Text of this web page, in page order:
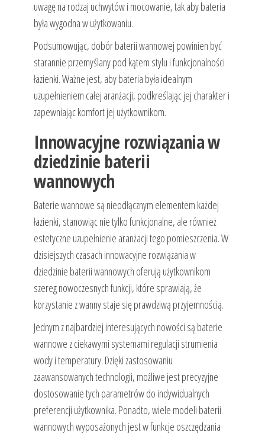
uwagę na rodzaj uchwytów i mocowanie, tak aby bateria
była wygodna w użytkowaniu.
Podsumowując, dobór baterii wannowej powinien być
starannie przemyślany pod kątem stylu i funkcjonalności
łazienki. Ważne jest, aby bateria była idealnym
uzupełnieniem całej aranżacji, podkreślając jej charakter i
zapewniając komfort jej użytkownikom.
Innowacyjne rozwiązania w
dziedzinie baterii
wannowych
Baterie wannowe są nieodłącznym elementem każdej
łazienki, stanowiąc nie tylko funkcjonalne, ale również
estetyczne uzupełnienie aranżacji tego pomieszczenia. W
dzisiejszych czasach innowacyjne rozwiązania w
dziedzinie baterii wannowych oferują użytkownikom
szereg nowoczesnych funkcji, które sprawiają, że
korzystanie z wanny staje się prawdziwą przyjemnością.
Jednym z najbardziej interesujących nowości są baterie
wannowe z ciekawymi systemami regulacji strumienia
wody i temperatury. Dzięki zastosowaniu
zaawansowanych technologii, możliwe jest precyzyjne
dostosowanie tych parametrów do indywidualnych
preferencji użytkownika. Ponadto, wiele modeli baterii
wannowych wyposażonych jest w funkcje oszczędzania